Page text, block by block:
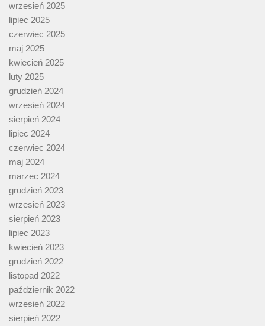
wrzesień 2025
lipiec 2025
czerwiec 2025
maj 2025
kwiecień 2025
luty 2025
grudzień 2024
wrzesień 2024
sierpień 2024
lipiec 2024
czerwiec 2024
maj 2024
marzec 2024
grudzień 2023
wrzesień 2023
sierpień 2023
lipiec 2023
kwiecień 2023
grudzień 2022
listopad 2022
październik 2022
wrzesień 2022
sierpień 2022